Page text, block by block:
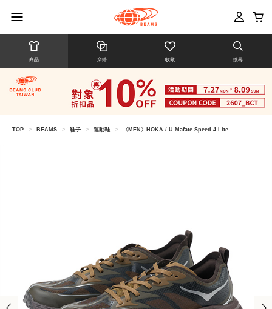
商品 穿搭 收藏 搜尋
TOP > BEAMS > 鞋子 > 運動鞋 > 〈MEN〉HOKA / U Mafate Speed 4 Lite